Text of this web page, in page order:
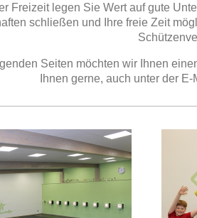
Freizeit legen Sie Wert auf gute
schließen und Ihre freie Zeit
Seiten möchten wir Ihnen
Ihnen gerne, auch unter der